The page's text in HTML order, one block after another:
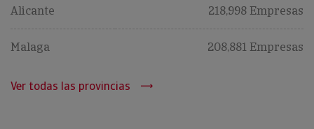
Alicante 218,998 Empresas
Malaga 208,881 Empresas
Ver todas las provincias